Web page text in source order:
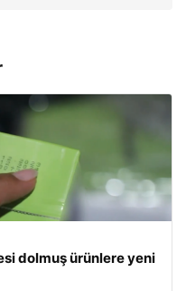
dolmuş ürünlere yeni